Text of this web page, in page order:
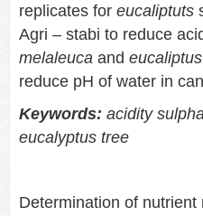
replicates for eucaliptuts
Agri – stabi to reduce
melaleuca and eucaliptus
reduce pH of water in
Keywords: acidity
eucalyptus tree
Determination of